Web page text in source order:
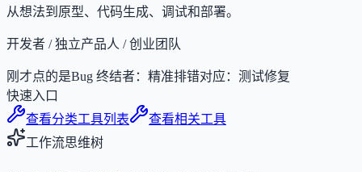
从想法到原型、代码生成、调试和部署。
开发者 / 独立产品人 / 创业团队
刚才点的是Bug 终结者：精准排错对应： 测试修复
快速入口
查看分类工具列表
查看相关工具
工作流思维树